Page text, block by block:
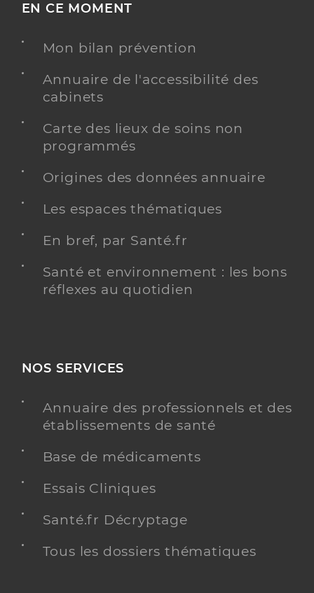
EN CE MOMENT
Mon bilan prévention
Annuaire de l'accessibilité des
cabinets
Carte des lieux de soins non
programmés
Origines des données annuaire
Les espaces thématiques
En bref, par Santé.fr
Santé et environnement : les bons
réflexes au quotidien
NOS SERVICES
Annuaire des professionnels et des
établissements de santé
Base de médicaments
Essais Cliniques
Santé.fr Décryptage
Tous les dossiers thématiques